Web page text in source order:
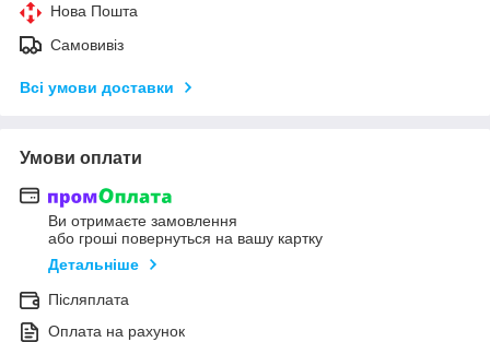
Нова Пошта
Самовивіз
Всі умови доставки
Умови оплати
Ви отримаєте замовлення
або гроші повернуться на вашу картку
Детальніше
Післяплата
Оплата на рахунок